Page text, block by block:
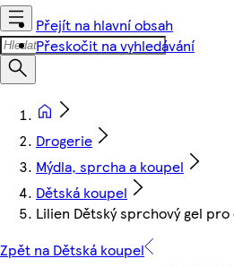
Přejít na hlavní obsah
Přeskočit na vyhledávání
Drogerie
Mýdla, sprcha a koupel
Dětská koupel
Lilien Dětský sprchový gel
Zpět na Dětská koupel